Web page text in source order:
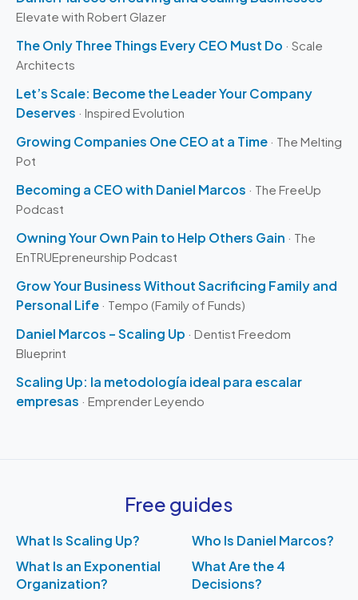
Elevate with Robert Glazer
The Only Three Things Every CEO Must Do · Scale
Architects
Let’s Scale: Become the Leader Your Company
Deserves · Inspired Evolution
Growing Companies One CEO at a Time · The Melting
Pot
Becoming a CEO with Daniel Marcos · The FreeUp
Podcast
Owning Your Own Pain to Help Others Gain · The
EnTRUEpreneurship Podcast
Grow Your Business Without Sacrificing Family and
Personal Life · Tempo (Family of Funds)
Daniel Marcos – Scaling Up · Dentist Freedom
Blueprint
Scaling Up: la metodología ideal para escalar
empresas · Emprender Leyendo
Free guides
What Is Scaling Up?
What Is an Exponential
Organization?
Who Is Daniel Marcos?
What Are the 4
Decisions?